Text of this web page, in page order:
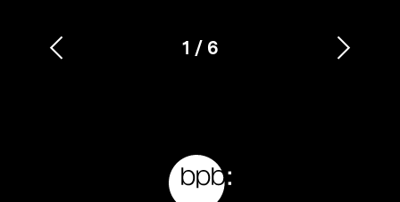
Karussellinhalt
1
von
/ 6
Vorherigen